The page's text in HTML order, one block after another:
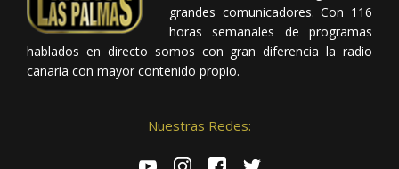
grandes comunicadores. Con 116
horas semanales de programas
hablados en directo somos con gran diferencia la radio
canaria con mayor contenido propio.
Nuestras Redes: